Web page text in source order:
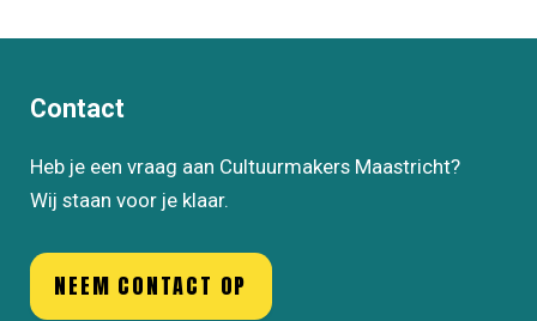
Contact
Heb je een vraag aan Cultuurmakers Maastricht?
Wij staan voor je klaar.
NEEM CONTACT OP